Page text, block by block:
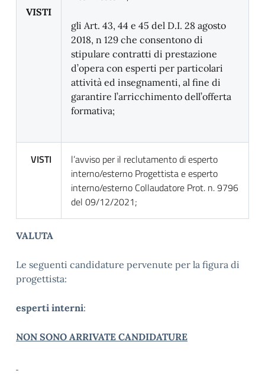
VISTI
gli Art. 43, 44 e 45 del D.I. 28 agosto
2018, n 129 che consentono di
stipulare contratti di prestazione
d’opera con esperti per particolari
attività ed insegnamenti, al fine di
garantire l’arricchimento dell’offerta
formativa;
VISTI
l’avviso per il reclutamento di esperto
interno/esterno Progettista e esperto
interno/esterno Collaudatore Prot. n. 9796
del 09/12/2021;
VALUTA
Le seguenti candidature pervenute per la figura di
progettista:
esperti interni:
NON SONO ARRIVATE CANDIDATURE